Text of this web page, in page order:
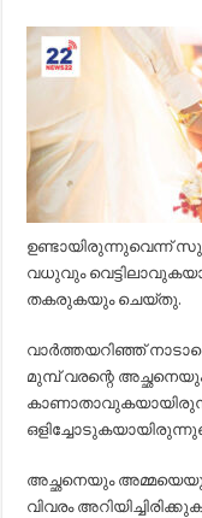
വധുവും
തകരുകയും ചെയ്തു.
വാര്‍ത്തയറിഞ്ഞ്
മുമ്പ് വരന്റെ
അച്ഛനെയും
വിവരം